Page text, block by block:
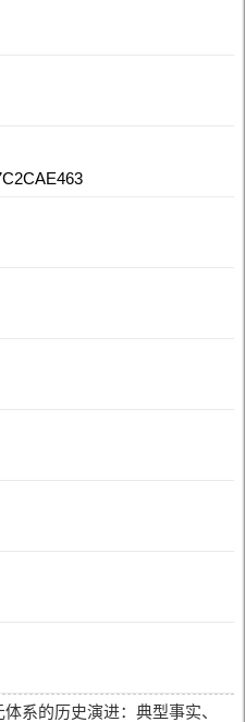
系的历史演进：典型事实、